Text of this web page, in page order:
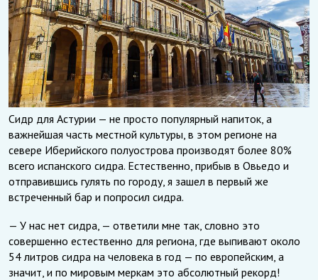
Сидр для Астурии — не просто популярный напиток, а
важнейшая часть местной культуры, в этом регионе на
севере Иберийского полуострова производят более 80%
всего испанского сидра. Естественно, прибыв в Овьедо и
отправившись гулять по городу, я зашел в первый же
встреченный бар и попросил сидра.
— У нас нет сидра, — ответили мне так, словно это
совершенно естественно для региона, где выпивают около
54 литров сидра на человека в год — по европейским, а
значит, и по мировым меркам это абсолютный рекорд!